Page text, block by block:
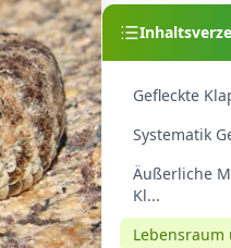
Gefleckte
Systematik
Äußerliche
Kl...